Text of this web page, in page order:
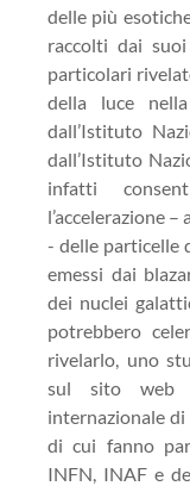
delle più
raccolti dai
particolari
della luce
dall’Istituto
dall’Istituto
infatti
l’accelerazione
- delle particelle
emessi dai
dei nuclei
potrebbero
rivelarlo, uno
sul sito web
internazionale di
di cui fanno
INFN, INAF e